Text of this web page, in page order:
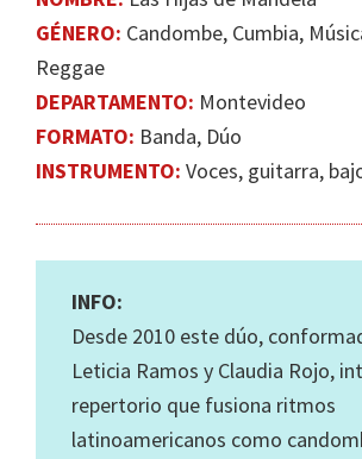
IGUALDAD
DE
LA
ESCENA
GÉNERO: Candombe, Cumbia,
Reggae
DEPARTAMENTO: Montevideo
FORMATO: Banda, Dúo
INSTRUMENTO: Voces, guitarra,
INFO:
Desde 2010 este dúo,
Leticia Ramos y Claudia Rojo,
repertorio que fusiona ritmos
latinoamericanos como